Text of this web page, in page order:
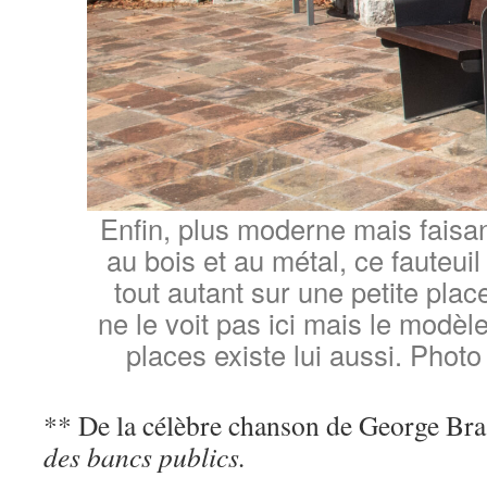
Enfin, plus moderne mais
au bois et au métal, ce fauteuil
tout autant sur une petite
ne le voit pas ici mais le
places existe lui aussi.
** De la célèbre chanson de George
des bancs publics.